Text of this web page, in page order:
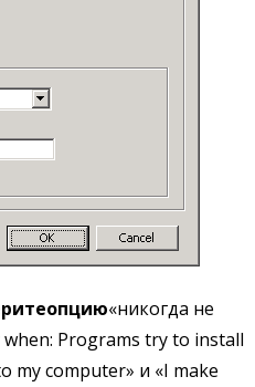
опцию«никогда не
Programs try to install
my computer» и «I make